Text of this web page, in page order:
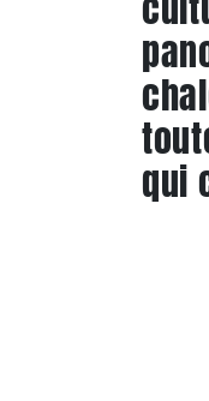
qui